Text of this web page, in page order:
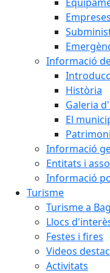
Informació
Història
Galeria
El
Informació
Entitats i
Informació
Turisme
Turisme a
Llocs
Festes i fires
Videos
Activitats